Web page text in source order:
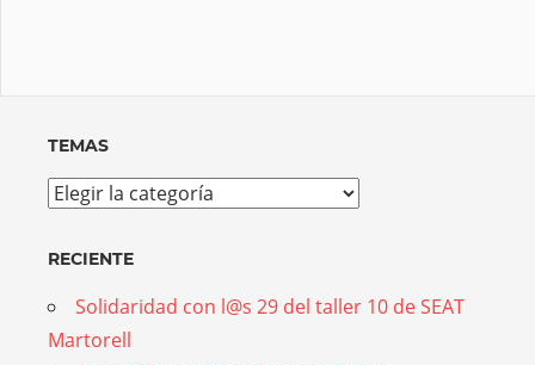
TEMAS
Temas
RECIENTE
Solidaridad con l@s 29 del taller 10 de SEAT
Martorell